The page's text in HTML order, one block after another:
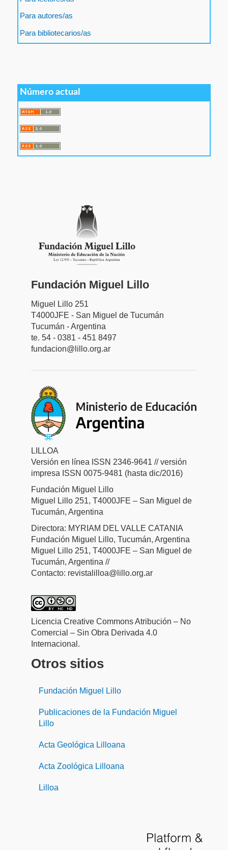
Para autores/as
Para bibliotecarios/as
Número actual
Fundación Miguel Lillo
Miguel Lillo 251
T4000JFE - San Miguel de Tucumán
Tucumán - Argentina
te. 54 - 0381 - 451 8497
fundacion@lillo.org.ar
LILLOA
Versión en línea ISSN 2346-9641 // versión
impresa ISSN 0075-9481 (hasta dic/2016)
Fundación Miguel Lillo
Miguel Lillo 251, T4000JFE – San Miguel de
Tucumán, Argentina
Directora: MYRIAM DEL VALLE CATANIA
Fundación Miguel Lillo, Tucumán, Argentina
Miguel Lillo 251, T4000JFE – San Miguel de
Tucumán, Argentina //
Contacto: revistalilloa@lillo.org.ar
Licencia Creative Commons Atribución – No
Comercial – Sin Obra Derivada 4.0
Internacional.
Otros sitios
Fundación Miguel Lillo
Publicaciones de la Fundación Miguel
Lillo
Acta Geológica Lilloana
Acta Zoológica Lilloana
Lilloa